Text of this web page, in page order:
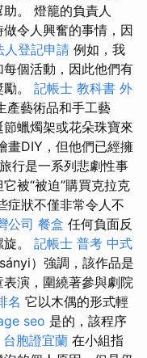
。 燈籠的負責人
令人興奮的事情，因
人登記申請 例如，我
個活動，因此他們有
。 記帳士 教科書 外
產藝術品和手工藝
蠟燭架或花朵珠寶來
畫DIY，但他們已經擁
行是一系列悲劇性事
被“被迫”購買克拉克
症狀不僅非常令人不
公司 餐盒 任何負面反
。 記帳士 普考 中式
）強調，該作品是
演，圍繞著參與劇院
名 它以木偶的形式輕
seo 是的，該程序
台胞證宜蘭 在小組指